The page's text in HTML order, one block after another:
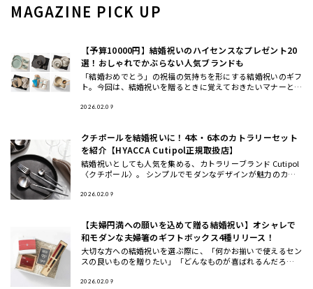
MAGAZINE PICK UP
【予算10000円】結婚祝いのハイセンスなプレゼント20
選！おしゃれでかぶらない人気ブランドも
「結婚おめでとう」の祝福の気持ちを形にする結婚祝いのギフ
ト。今回は、結婚祝いを贈るときに覚えておきたいマナーと、
すめのギフト
2026.02.09
クチポールを結婚祝いに！4本・6本のカトラリーセット
を紹介【HYACCA Cutipol正規取扱店】
結婚祝いとしても人気を集める、カトラリーブランド Cutipol
〈クチポール〉。 シンプルでモダンなデザインが魅力のカト
話
2026.02.09
【夫婦円満への願いを込めて贈る結婚祝い】オシャレで
和モダンな夫婦箸のギフトボックス4種リリース！
大切な方への結婚祝いを選ぶ際に、「何かお揃いで使えるセン
スの良いものを贈りたい」「どんなものが喜ばれるんだろ
OP
2026.02.09